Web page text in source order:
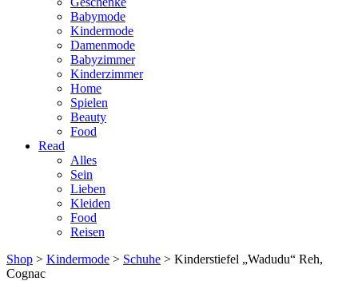
Babymode
Kindermode
Damenmode
Babyzimmer
Kinderzimmer
Home
Spielen
Beauty
Food
Read
Alles
Sein
Lieben
Kleiden
Food
Reisen
Shop > Kindermode > Schuhe > Kinderstiefel „Wadudu“ Reh,
Cognac